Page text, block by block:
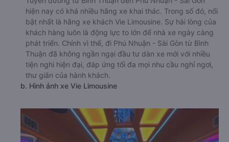
hiện nay có khá nhiều hãng xe khai thác. Trong số đó, nổi
bật nhất là hãng xe khách Vie Limousine. Sự hài lòng của
khách hàng luôn là động lực to lớn để nhà xe ngày càng
phát triển. Chính vì thế, đi Phú Nhuận - Sài Gòn từ Bình
Thuận đã không ngần ngại đầu tư dàn xe mới với nhiều
tiện nghi hiện đại, đáp ứng tối đa mọi nhu cầu nghỉ ngơi,
thư giãn của hành khách.
b. Hình ảnh xe Vie Limousine